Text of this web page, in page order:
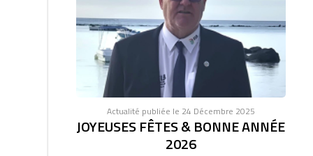
Actualité publiée le 24 Décembre 2025
JOYEUSES FÊTES & BONNE ANNÉE
2026